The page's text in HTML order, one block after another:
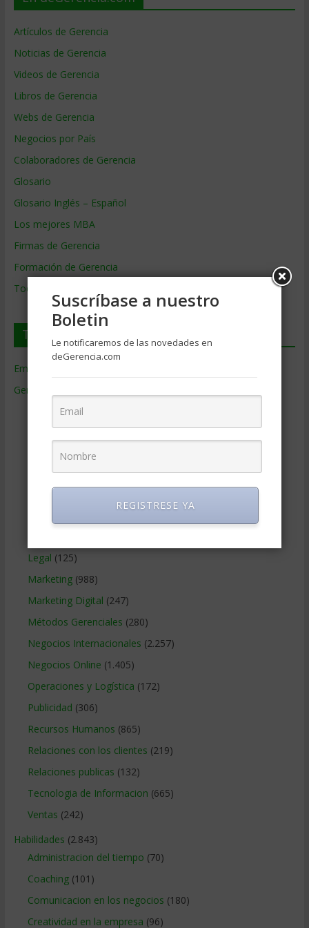
Artículos de Gerencia
Noticias de Gerencia
Videos de Gerencia
Libros de Gerencia
Webs de Gerencia
Negocios por País
Colaboradores de Gerencia
Glosario
Glosario Inglés – Español
Los mejores MBA
Firmas de Gerencia
Formación de Gerencia
Todos los Temas
Temas de Gerencia
Empresas de Gerencia
Gerencia
Ciencias Económicas
Contabilidad(466)
Educacion Gerencial
Estrategia Empresarial(304)
Finanzas Corporativas
Legal (125)
Marketing(988)
Marketing Digital (247)
Métodos Gerenciales (280)
Negocios Internacionales (2.257)
Negocios Online (1.405)
Operaciones y Logística (172)
Publicidad (306)
Recursos Humanos (865)
Relaciones con los clientes (219)
Relaciones publicas (132)
Tecnologia de Informacion (665)
Ventas (242)
Habilidades (2.843)
Administracion del tiempo (70)
Coaching(101)
Comunicacion en los negocios (180)
Creatividad en la empresa (96)
Suscríbase a nuestro
Boletin
Le notificaremos de las novedades en
deGerencia.com
REGISTRESE YA